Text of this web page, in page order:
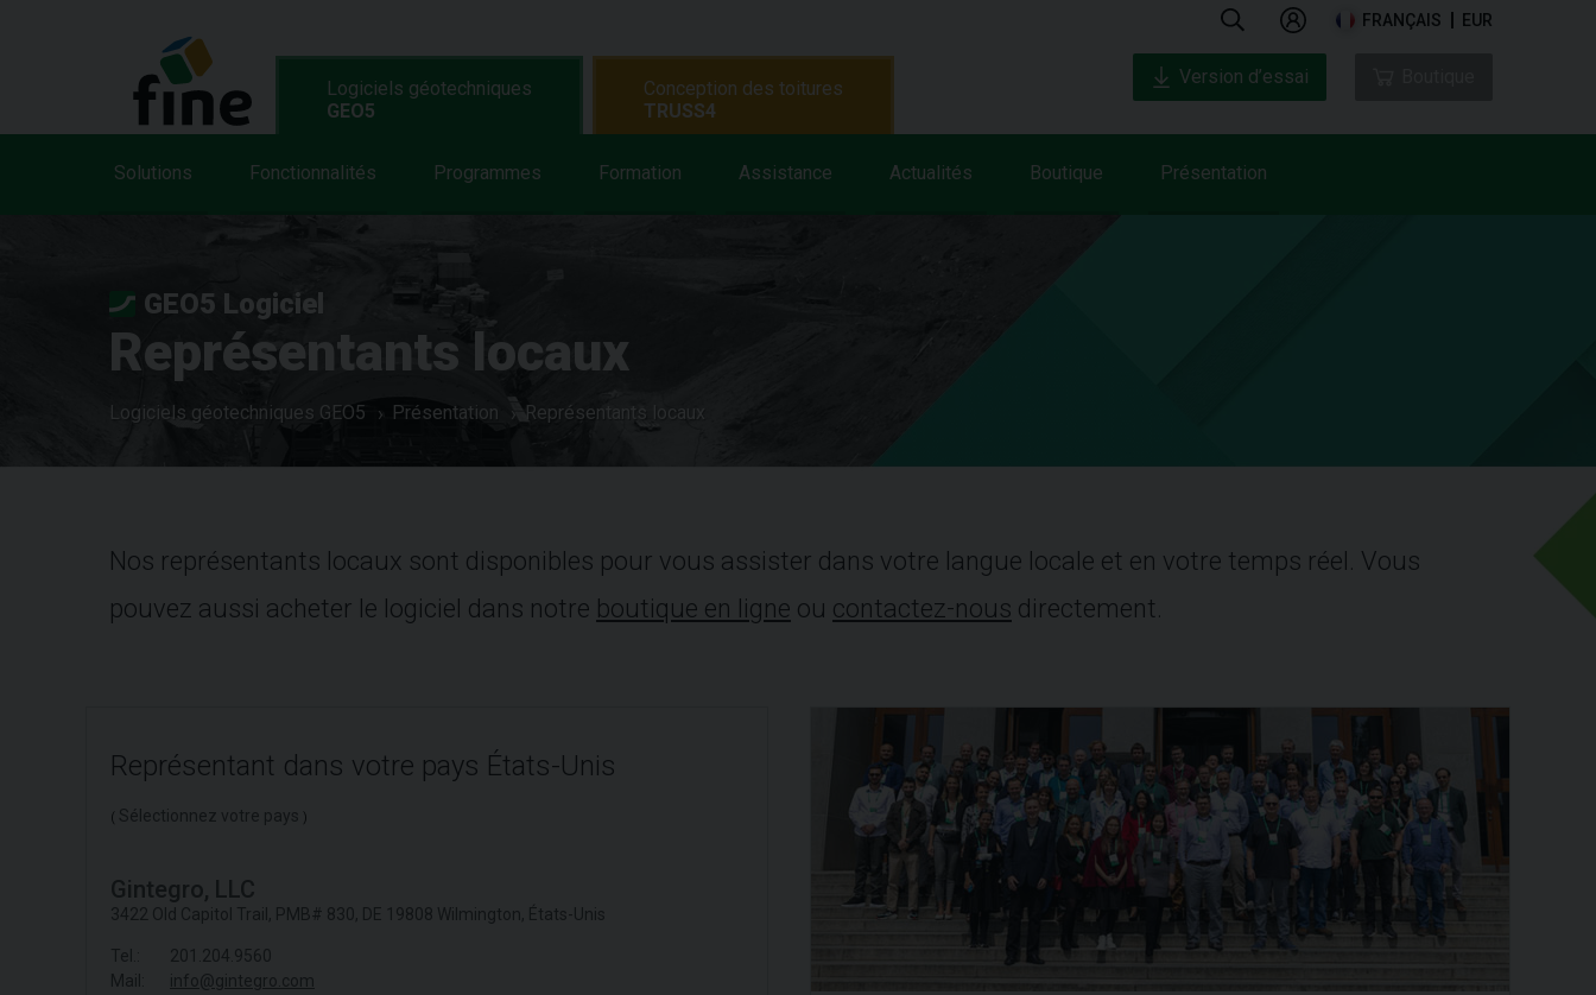
FRANÇAIS EUR
Logiciels géotechniques
GEO5
Solutions Fonctionnalités Programmes Formation Assistance Actualités Boutique Présentation
Conception des toitures
TRUSS4
Version d’essai
GEO5 Logiciel
Représentants locaux
Logiciels géotechniques GEO5 Présentation Représentants locaux
Nos représentants locaux sont disponibles pour vous assister dans votre langue locale et en votre temps réel. Vous
pouvez aussi acheter le logiciel dans notre boutique en ligne ou contactez-nous directement.
Représentant dans votre pays États-Unis
( Sélectionnez votre pays )
Gintegro, LLC
3422 Old Capitol Trail, PMB# 830, DE 19808 Wilmington, États-Unis
Tel.:
201.204.9560
Mail:
info@gintegro.com